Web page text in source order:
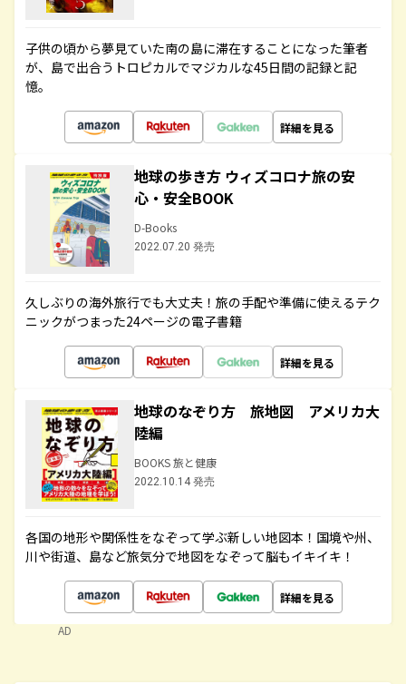
子供の頃から夢見ていた南の島に滞在することになった筆者
が、島で出合うトロピカルでマジカルな45日間の記録と記
憶。
詳細を見る
地球の歩き方 ウィズコロナ旅の安
心・安全BOOK
D-Books
2022.07.20 発売
久しぶりの海外旅行でも大丈夫！旅の手配や準備に使えるテク
ニックがつまった24ページの電子書籍
詳細を見る
地球のなぞり方 旅地図 アメリカ大
陸編
BOOKS 旅と健康
2022.10.14 発売
各国の地形や関係性をなぞって学ぶ新しい地図本！国境や州、
川や街道、島など旅気分で地図をなぞって脳もイキイキ！
詳細を見る
AD